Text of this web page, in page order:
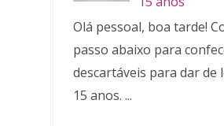
Olá pessoal, boa tarde!
passo abaixo para
descartáveis para dar de
15 anos. ...